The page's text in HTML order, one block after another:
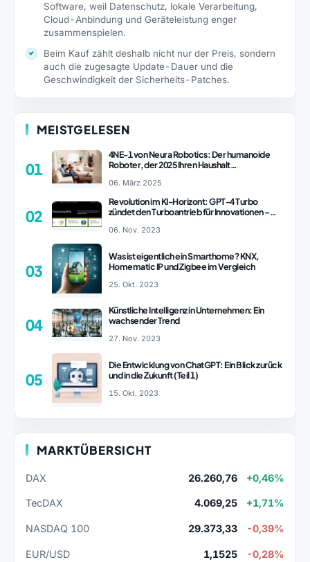
Software, weil Datenschutz, lokale Verarbeitung,
Cloud-Anbindung und Geräteleistung enger
zusammenspielen.
Beim Kauf zählt deshalb nicht nur der Preis, sondern
auch die zugesagte Update-Dauer und die
Geschwindigkeit der Sicherheits-Patches.
MEISTGELESEN
01
4NE-1 von Neura Robotics: Der humanoide
Roboter, der 2025 Ihren Haushalt
06. März 2025
02
Revolution im KI-Horizont: GPT-4 Turbo
zündet den Turboantrieb für Innovationen –
06. Nov. 2023
03
Was ist eigentlich ein Smarthome? KNX,
Homematic IP und Zigbee im Vergleich
25. Okt. 2023
04
Künstliche Intelligenz in Unternehmen: Ein
wachsender Trend
27. Nov. 2023
05
Die Entwicklung von ChatGPT: Ein Blick zurück
und in die Zukunft (Teil 1)
15. Okt. 2023
MARKTÜBERSICHT
DAX 26.260,76 +0,46%
TecDAX 4.069,25 +1,71%
NASDAQ 100 29.373,33 -0,39%
EUR/USD 1,1525 -0,28%